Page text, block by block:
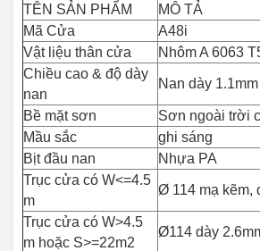
TÊN SẢN PHẨM
MÔ TẢ
Mã Cửa
A48i
Vật liệu thân cửa
Nhôm A 6063
Chiều cao & độ dày
nan
Nan dày 1.1mm
Bề mặt sơn
Sơn ngoài trời
Mầu sắc
ghi sáng
Bịt đầu nan
Nhựa PA
Trục cửa có W<=4.5
m
Ø 114 mạ kẽm,
Trục cửa có W>4.5
m hoặc S>=22m2
Ø114 dày